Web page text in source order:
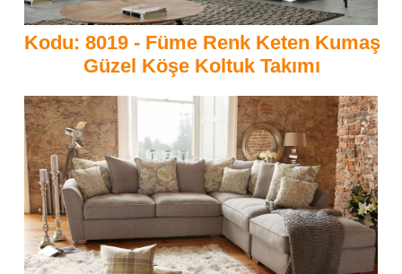
Kodu: 8019 - Füme Renk Keten Kumaş
Güzel Köşe Koltuk Takımı